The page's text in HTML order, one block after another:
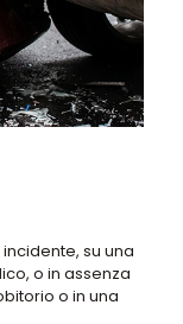
su una
o in assenza
o in una